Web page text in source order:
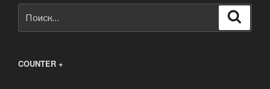
COUNTER +